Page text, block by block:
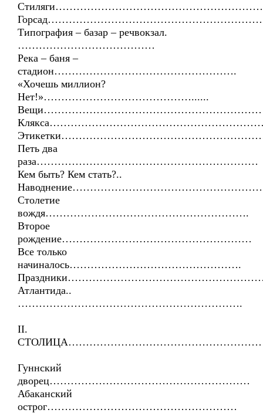
Типография – базар – речвокзал.
…………………………………
Река – баня –
стадион…………………………………………….
«Хочешь миллион?
Нет!»……………………………………......
Петь два
раза………………………………………………………
Кем быть? Кем стать?..
Столетие
вождя………………………………………………….
Второе
рождение………………………………………………
Все только
начиналось………………………………………….
Атлантида..
……………………………………………………….
II.
Гуннский
дворец…………………………………………………
Абаканский
острог………………………………………………